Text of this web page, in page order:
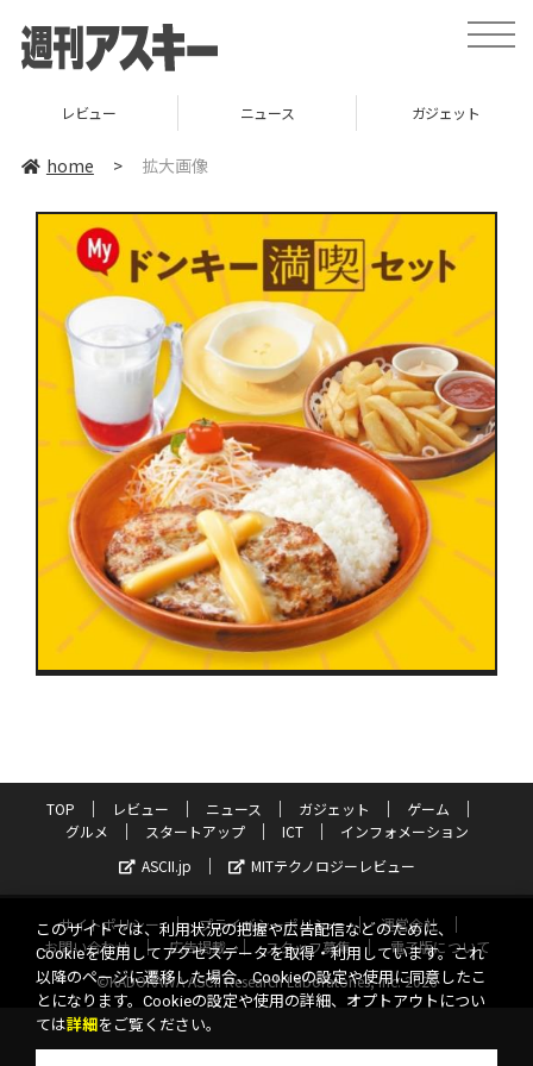
toggle
レビュー ニュース ガジェット
home > 拡大画像
TOP レビュー ニュース ガジェット
ゲーム
グルメ
スタートアップ ICT
インフォメーション
ASCII.jp
MITテクノロジーレビュー
サイトポリシー プライバシーポリシー
運営会社
お問い合わせ
広告掲載 スタッフ募集
電子版について
©KADOKAWA ASCII Research Laboratories, Inc. 2026
このサイトでは、利用状況の把握や広告配信などのために、
Cookieを使用してアクセスデータを取得・利用しています。これ
以降のページに遷移した場合、Cookieの設定や使用に同意したこ
とになります。Cookieの設定や使用の詳細、オプトアウトについ
ては詳細 をご覧ください。